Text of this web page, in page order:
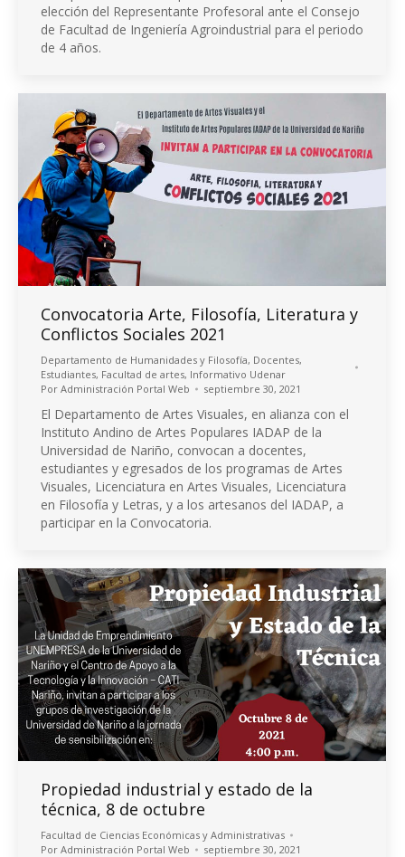
elección del Representante Profesoral ante el Consejo
de Facultad de Ingeniería Agroindustrial para el periodo
de 4 años.
Convocatoria Arte, Filosofía, Literatura y
Conflictos Sociales 2021
Departamento de Humanidades y Filosofía, Docentes,
Estudiantes, Facultad de artes, Informativo Udenar
Por Administración Portal Web septiembre 30, 2021
El Departamento de Artes Visuales, en alianza con el
Instituto Andino de Artes Populares IADAP de la
Universidad de Nariño, convocan a docentes,
estudiantes y egresados de los programas de Artes
Visuales, Licenciatura en Artes Visuales, Licenciatura
en Filosofía y Letras, y a los artesanos del IADAP, a
participar en la Convocatoria.
Propiedad industrial y estado de la
técnica, 8 de octubre
Facultad de Ciencias Económicas y Administrativas
Por Administración Portal Web septiembre 30, 2021